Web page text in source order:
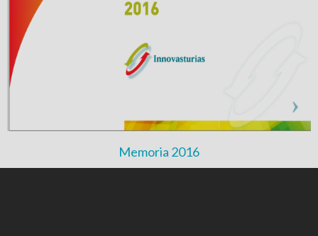
Memoria 2016